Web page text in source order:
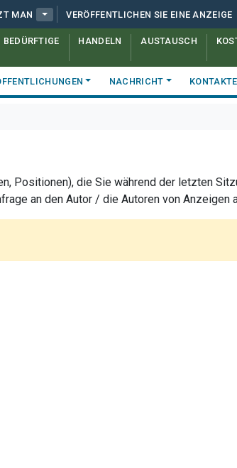
MAN VERÖFFENTLICHEN SIE EINE ANZEIGE
BEDÜRFTIGE HANDELN AUSTAUSCH
NACHRICHT KONTAKTE
Positionen), die Sie während der letzten
an den Autor / die Autoren von Anzeigen